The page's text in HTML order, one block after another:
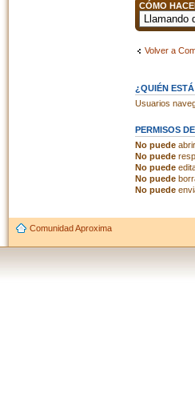
CÓMO
Volver a
¿QUIÉN
Usuarios
PERMISOS
No puede
No puede
No puede
No puede
No puede
Comunidad Aproxima